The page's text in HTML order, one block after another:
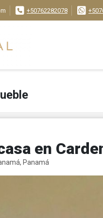
+50762282078
en
Panamá